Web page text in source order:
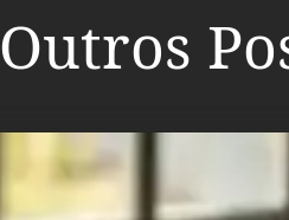
Outros